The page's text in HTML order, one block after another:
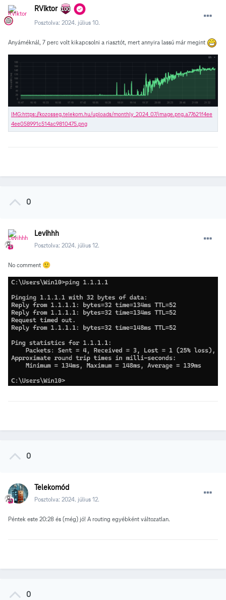
RViktor
Posztolva: 2024. július 10.
Anyáméknál, 7 perc volt kikapcsolni a riasztót, mert annyira lassú már megint
0
Levihhh
Posztolva: 2024. július 12.
No comment 🙂
0
Telekomód
Posztolva: 2024. július 12.
Péntek este 20:28 és (még) jó! A routing egyébként változatlan.
0